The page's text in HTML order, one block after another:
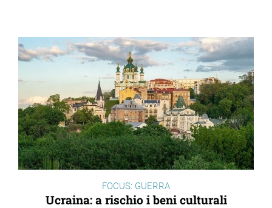
FOCUS: GUERRA
Ucraina: a rischio i beni culturali